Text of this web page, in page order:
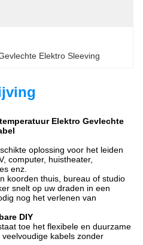
Elektro Sleeving
Elektro Gevlechte
oplossing voor het leiden
computer, huistheater,
enz.
koorden thuis, bureau of studio
snelt op uw draden in een
nog het verlenen van
DIY
toe het flexibele en duurzame
kabels zonder